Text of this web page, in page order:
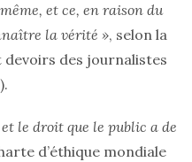
et ce, en raison du
la vérité », selon la
des journalistes
le droit que le public a de
d’éthique mondiale